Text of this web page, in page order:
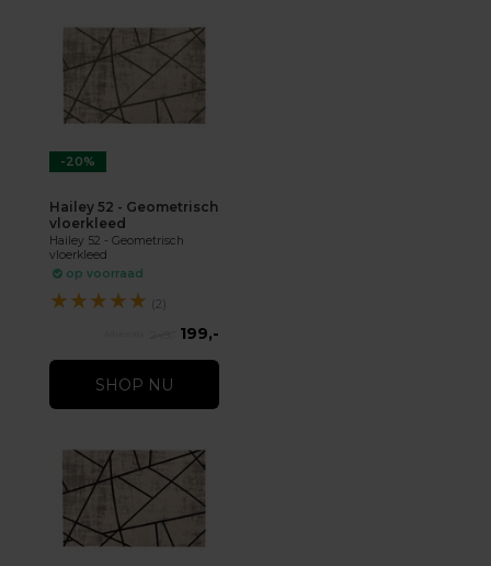
-20%
Hailey 52 - Geometrisch
vloerkleed
Hailey 52 - Geometrisch
vloerkleed
op voorraad
★★★★★ (2)
199,-
SHOP NU